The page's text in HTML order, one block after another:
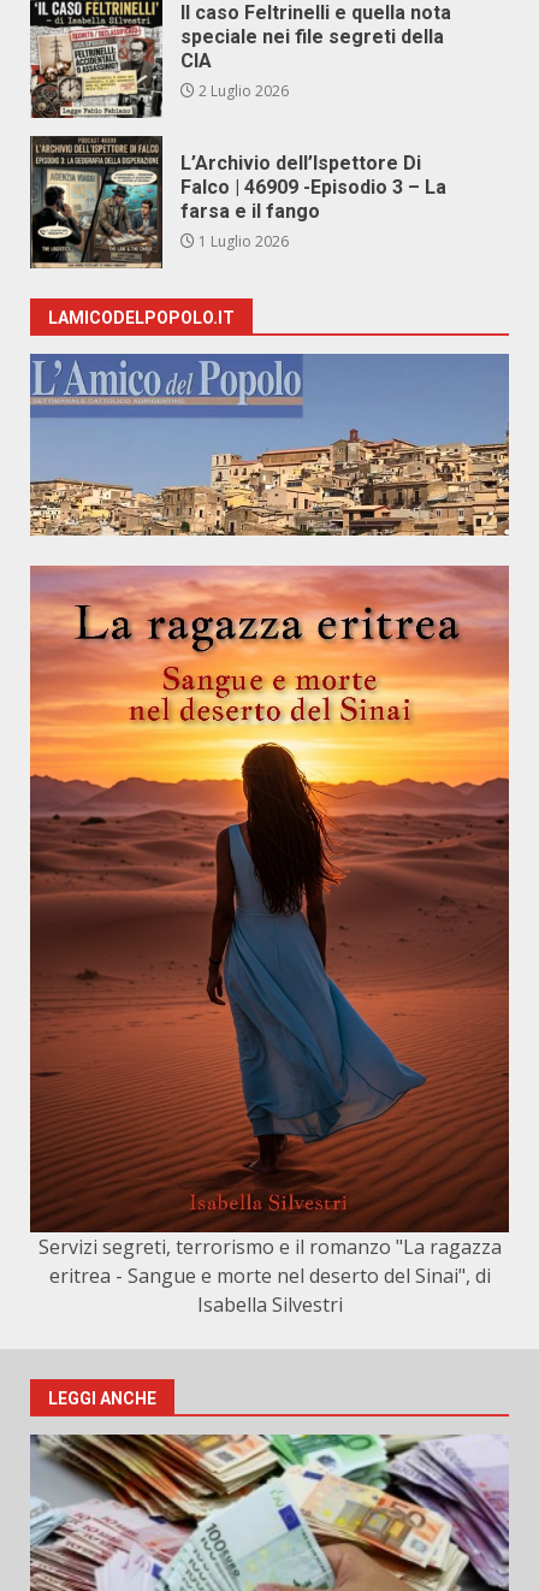
Il caso Feltrinelli e quella nota
speciale nei file segreti della
CIA
2 Luglio 2026
L’Archivio dell’Ispettore Di
Falco | 46909 -Episodio 3 – La
farsa e il fango
1 Luglio 2026
LAMICODELPOPOLO.IT
Servizi segreti, terrorismo e il romanzo "La ragazza
eritrea - Sangue e morte nel deserto del Sinai", di
Isabella Silvestri
LEGGI ANCHE